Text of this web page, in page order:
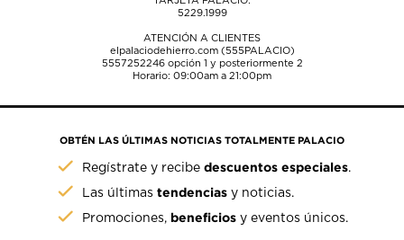
5229.1999
ATENCIÓN A CLIENTES
elpalaciodehierro.com (555PALACIO)
5557252246opción 1 y posteriormente 2
Horario: 09:00am a 21:00pm
OBTÉN LAS ÚLTIMAS NOTICIAS TOTALMENTE PALACIO
Regístrate y recibedescuentos especiales.
Las últimastendencias y noticias.
Promociones, beneficios y eventos únicos.